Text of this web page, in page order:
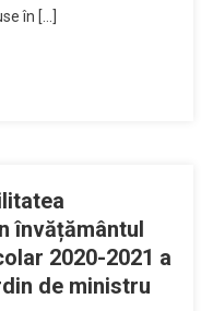
în […]
învățământul
2020-2021 a
de ministru